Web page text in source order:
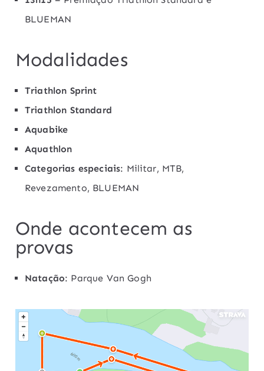
BLUEMAN
Modalidades
Triathlon Sprint
Triathlon Standard
Aquabike
Aquathlon
Categorias especiais: Militar, MTB,
Revezamento, BLUEMAN
Onde acontecem as
provas
Natação: Parque Van Gogh